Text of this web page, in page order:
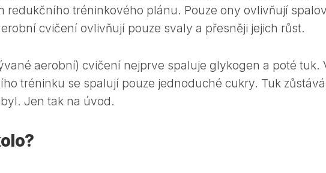
redukčního tréninkového plánu. Pouze ony ovlivňují
cvičení ovlivňují pouze svaly a přesněji jejich růst.
aerobní) cvičení nejprve spaluje glykogen a poté tuk.
tréninku se spalují pouze jednoduché cukry. Tuk
Jen tak na úvod.